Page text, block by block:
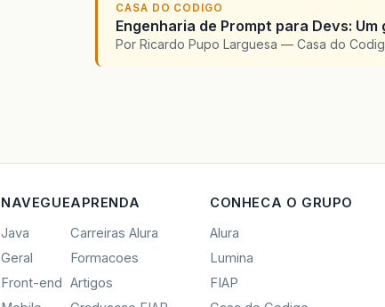
CASA DO CODIGO
Engenharia de Prompt para Devs:
Por Ricardo Pupo Larguesa — Casa do
NAVEGUE
Java
Geral
Front-end
APRENDA
Carreiras Alura
Formacoes
Artigos
CONHECA O GRUPO
Alura
Lumina
FIAP